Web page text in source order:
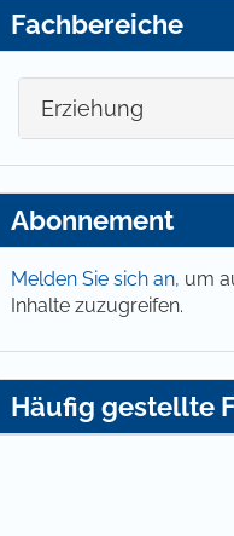
Fachbereiche
Erziehung
Abonnement
Melden Sie sich an, um
Inhalte zuzugreifen.
Häufig gestellte